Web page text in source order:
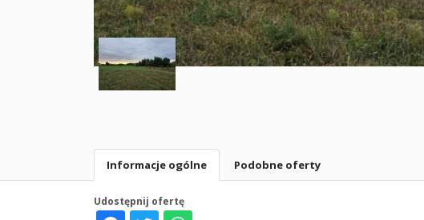
Udostępnij ofertę
Informacje ogólne Podobne oferty